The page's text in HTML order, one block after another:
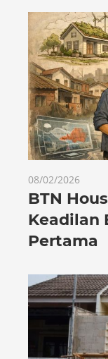
08/02/2026
BTN
Keadilan
Pertama